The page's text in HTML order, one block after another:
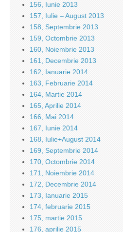
156, Iunie 2013
157, Iulie – August 2013
158, Septembrie 2013
159, Octombrie 2013
160, Noiembrie 2013
161, Decembrie 2013
162, Ianuarie 2014
163, Februarie 2014
164, Martie 2014
165, Aprilie 2014
166, Mai 2014
167, Iunie 2014
168, Iulie+August 2014
169, Septembrie 2014
170, Octombrie 2014
171, Noiembrie 2014
172, Decembrie 2014
173, Ianuarie 2015
174, februarie 2015
175, martie 2015
176, aprilie 2015